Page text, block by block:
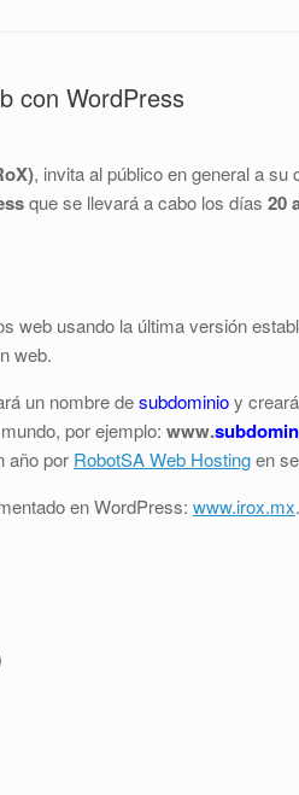
con WordPress
, invita al público en general a su
que se llevará a cabo los días 20
web usando la última versión
web.
un nombre desubdominioy
por ejemplo: www.
año por RobotSA Web Hostingen
en WordPress: www.irox.mx.